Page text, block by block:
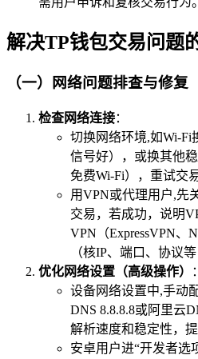
解决TP钱包交易问题
（一）网络问题排查与修复
检查网络连接：
切换网络环境,如Wi-Fi
信号好），或换其他
免费Wi-Fi），重试交
用VPN或代理用户,先
交易，若成功，说明
VPN（ExpressVPN、
（核IP、端口、协议
优化网络设置（高级操作）
：
设备网络设置中,手动
DNS 8.8.8.8或阿里云
解析速度和稳定性，
安卓用户进“开发者选